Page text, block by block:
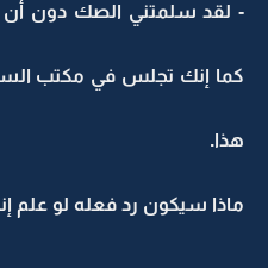
- لقد سلمتني الصك دون
كما إنك تجلس في مكتب
هذا.
ماذا سيكون رد فعله لو علم